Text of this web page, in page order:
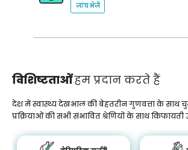
जांच भेजें
विशिष्टताओंहम प्रदान करते हैं
देश में स्वास्थ्य देखभाल की बेहतरीन गुणवत्ता के साथ
प्रक्रियाओं की सभी संभावित श्रेणियों के साथ किफायती